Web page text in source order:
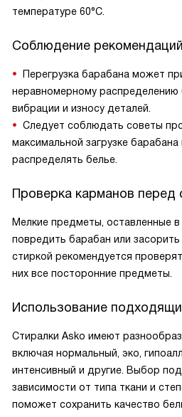
температуре 60°C.
Соблюдение
Перегрузка барабана может
неравномерному распределению
вибрации и износу деталей.
Следует соблюдать советы
максимальной загрузке
распределять белье.
Проверка карманов перед
Мелкие предметы, оставленные в
повредить барабан или
стиркой рекомендуется
них все посторонние предметы.
Использование
Стиралки Asko имеют
включая нормальный, эко,
интенсивный и другие. Выбор
зависимости от типа ткани и
поможет сохранить качество